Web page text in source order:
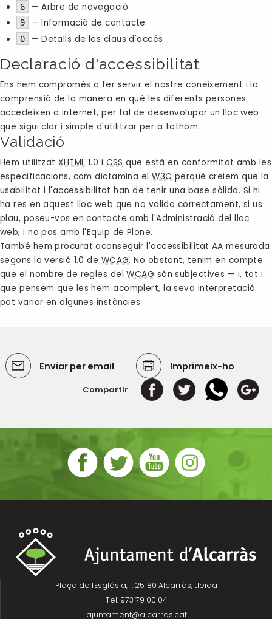
6 — Arbre de navegació
9 — Informació de contacte
0 — Detalls de les claus d'accés
Declaració d'accessibilitat
Ens hem compromès a fer servir el nostre coneixement i la
comprensió de la manera en què les diferents persones
accedeixen a internet, per tal de desenvolupar un lloc web
que sigui clar i simple d'utilitzar per a tothom.
Validació
Hem utilitzatXHTML 1.0 i CSS que està en conformitat amb les
especificacions, com dictamina elW3C perquè creiem que la
usabilitat i l'accessibilitat han de tenir una base sòlida. Si hi
ha res en aquest lloc web que no valida correctament, si us
plau, poseu-vos en contacte amb l'Administració del lloc
web, i no pas amb l'Equip de Plone.
També hem procurat aconseguir l'accessibilitat AA mesurada
segons la versió 1.0 de WCAG. No obstant, tenim en compte
que el nombre de regles delWCAG són subjectives — i, tot i
que pensem que les hem acomplert, la seva interpretació
pot variar en algunes instàncies.
Enviar per email Imprimeix-ho
Compartir
Plaça de l'Església, 1, 25180 Alcarràs, Lleida
Tel. 973 79 00 04
ajuntament@alcarras.cat